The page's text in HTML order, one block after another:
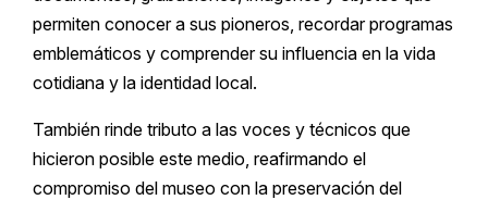
permiten conocer a sus pioneros, recordar programas
emblemáticos y comprender su influencia en la vida
cotidiana y la identidad local.
También rinde tributo a las voces y técnicos que
hicieron posible este medio, reafirmando el
compromiso del museo con la preservación del